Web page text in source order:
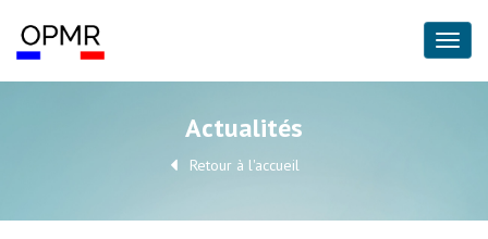
Actualités
Retour à l'accueil